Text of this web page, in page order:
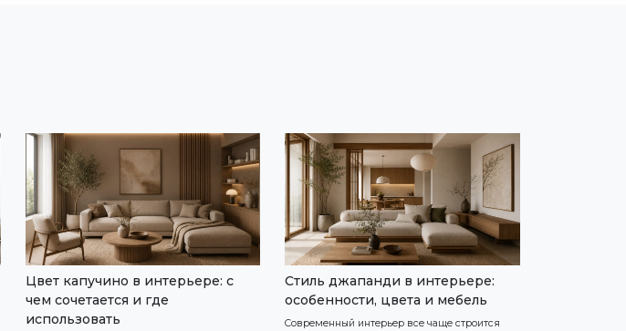
Цвет капучино в интерьере: с
чем сочетается и где
использовать
Стиль джапанди в интерьере:
особенности, цвета и мебель
Современный интерьер все чаще строится